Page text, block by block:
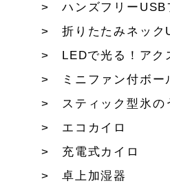
ハンズフリー
折りたたみネック
LEDで光る！アク
ミニファン付ボー
スティック型氷の
エコカイロ
充電式カイロ
卓上加湿器